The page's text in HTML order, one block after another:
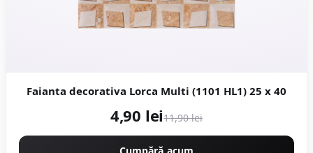
Faianta decorativa Lorca Multi (1101 HL1) 25 x 40
4,90 lei11,90 lei
Cumpără acum